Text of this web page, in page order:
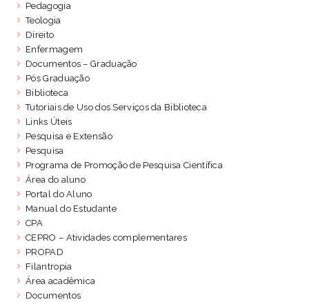
Pedagogia
Teologia
Direito
Enfermagem
Documentos – Graduação
Pós Graduação
Biblioteca
Tutoriais de Uso dos Serviços da Biblioteca
Links Úteis
Pesquisa e Extensão
Pesquisa
Programa de Promoção de Pesquisa Científica
Área do aluno
Portal do Aluno
Manual do Estudante
CPA
CEPRO – Atividades complementares
PROPAD
Filantropia
Área acadêmica
Documentos